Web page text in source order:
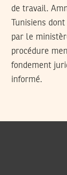
de travail.
Tunisiens
par le
procédure
fondement
informé.